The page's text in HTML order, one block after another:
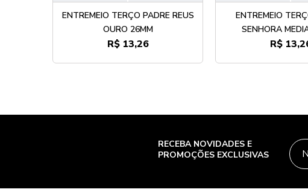
ENTREMEIO TERÇO PADRE REUS
OURO 26MM
R$ 13,26
ENTREMEIO
SENHORA
R$
RECEBA NOVIDADES E
PROMOÇÕES EXCLUSIVAS